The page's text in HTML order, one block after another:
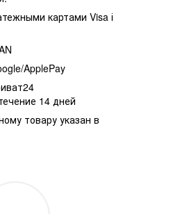
картами Visa і
ApplePay
14 дней
товару указан в